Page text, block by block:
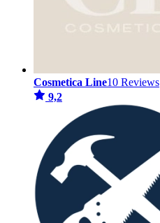
Cosmetica Line10 Reviews
9,2